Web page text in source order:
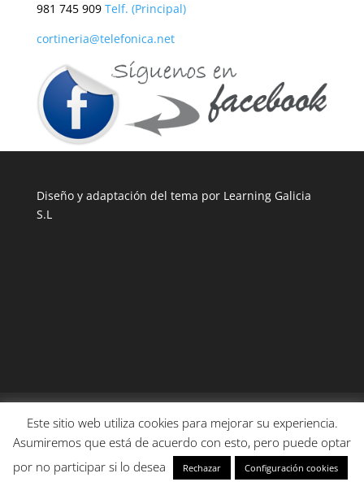
981 745 909 Telf. (Principal)
cortineria@telefonica.net
Diseño y adaptación del tema por Learning Galicia
S.L
POLÍTICA DE PRIVACIDAD RGPD
Este sitio web utiliza cookies para mejorar su experiencia.
Asumiremos que está de acuerdo con esto, pero puede optar
por no participar si lo desea
Rechazar Configuración cookies